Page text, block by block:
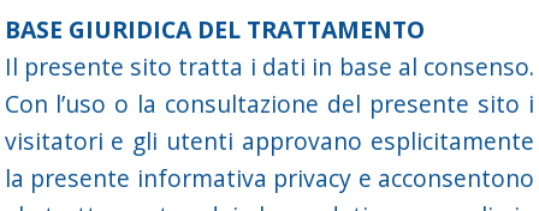
BASE GIURIDICA DEL TRATTAMENTO
Il presente sito tratta i dati in base al consenso.
Con l’uso o la consultazione del presente sito i
visitatori e gli utenti approvano esplicitamente
la presente informativa privacy e acconsentono